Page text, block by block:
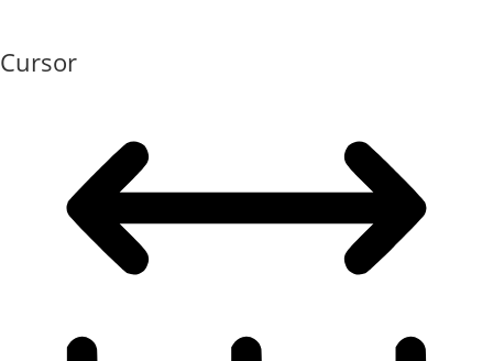
Cursor